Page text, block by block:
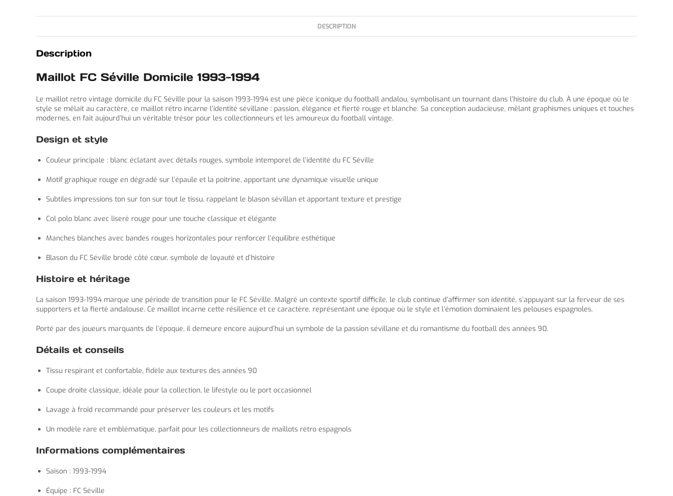
DESCRIPTION
Description
Maillot FC Séville Domicile 1993-1994
Le maillot retro vintage domicile du FC Séville pour la saison 1993-1994 est une pièce iconique du football andalou, symbolisant un tournant dans l’histoire du club. À une époque où le
style se mêlait au caractère, ce maillot rétro incarne l’identité sévillane : passion, élégance et fierté rouge et blanche. Sa conception audacieuse, mêlant graphismes uniques et touches
modernes, en fait aujourd’hui un véritable trésor pour les collectionneurs et les amoureux du football vintage.
Design et style
Couleur principale : blanc éclatant avec détails rouges, symbole intemporel de l’identité du FC Séville
Motif graphique rouge en dégradé sur l’épaule et la poitrine, apportant une dynamique visuelle unique
Subtiles impressions ton sur ton sur tout le tissu, rappelant le blason sévillan et apportant texture et prestige
Col polo blanc avec liseré rouge pour une touche classique et élégante
Manches blanches avec bandes rouges horizontales pour renforcer l’équilibre esthétique
Blason du FC Séville brodé côté cœur, symbole de loyauté et d’histoire
Histoire et héritage
La saison 1993-1994 marque une période de transition pour le FC Séville. Malgré un contexte sportif difficile, le club continue d’affirmer son identité, s’appuyant sur la ferveur de ses
supporters et la fierté andalouse. Ce maillot incarne cette résilience et ce caractère, représentant une époque où le style et l’émotion dominaient les pelouses espagnoles.
Porté par des joueurs marquants de l’époque, il demeure encore aujourd’hui un symbole de la passion sévillane et du romantisme du football des années 90.
Détails et conseils
Tissu respirant et confortable, fidèle aux textures des années 90
Coupe droite classique, idéale pour la collection, le lifestyle ou le port occasionnel
Lavage à froid recommandé pour préserver les couleurs et les motifs
Un modèle rare et emblématique, parfait pour les collectionneurs de maillots rétro espagnols
Informations complémentaires
Saison : 1993-1994
Équipe : FC Séville